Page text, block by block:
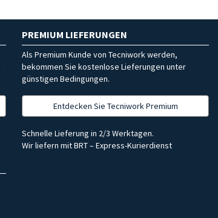
PREMIUM LIEFERUNGEN
Als Premium Kunde von Tecniwork werden,
bekommen Sie kostenlose Lieferungen unter
günstigen Bedingungen.
Entdecken Sie Tecniwork Premium
Schnelle Lieferung in 2/3 Werktagen.
Wir liefern mit BRT – Express-Kurierdienst